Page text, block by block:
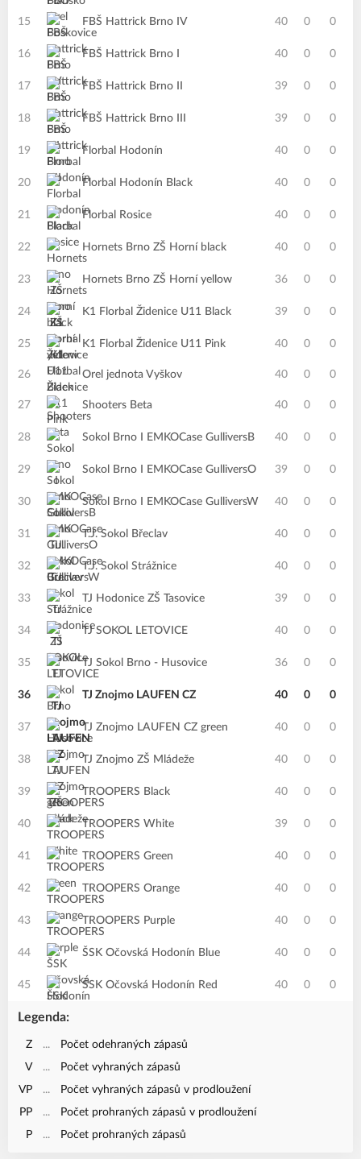
15 FBŠ Hattrick Brno IV 40 0 0
16 FBŠ Hattrick Brno I 40 0 0
17 FBŠ Hattrick Brno II 39 0 0
18 FBŠ Hattrick Brno III 39 0 0
19 Florbal Hodonín 40 0 0
20 Florbal Hodonín Black 40 0 0
21 Florbal Rosice 40 0 0
22 Hornets Brno ZŠ Horní black 40 0 0
23 Hornets Brno ZŠ Horní yellow 36 0 0
24 K1 Florbal Židenice U11 Black 39 0 0
25 K1 Florbal Židenice U11 Pink 40 0 0
26 Orel jednota Vyškov 40 0 0
27 Shooters Beta 40 0 0
28 Sokol Brno I EMKOCase GulliversB 40 0 0
29 Sokol Brno I EMKOCase GulliversO 39 0 0
30 Sokol Brno I EMKOCase GulliversW 40 0 0
31 T.J. Sokol Břeclav 40 0 0
32 T.J. Sokol Strážnice 40 0 0
33 TJ Hodonice ZŠ Tasovice 39 0 0
34 TJ SOKOL LETOVICE 40 0 0
35 TJ Sokol Brno - Husovice 36 0 0
36 TJ Znojmo LAUFEN CZ 40 0 0
37 TJ Znojmo LAUFEN CZ green 40 0 0
38 TJ Znojmo ZŠ Mládeže 40 0 0
39 TROOPERS Black 40 0 0
40 TROOPERS White 39 0 0
41 TROOPERS Green 40 0 0
42 TROOPERS Orange 40 0 0
43 TROOPERS Purple 40 0 0
44 ŠSK Očovská Hodonín Blue 40 0 0
45 ŠSK Očovská Hodonín Red 40 0 0
Legenda:
Z ...
Počet odehraných zápasů
V
...
Počet vyhraných zápasů
VP
...
Počet vyhraných zápasů v prodloužení
PP
...
Počet prohraných zápasů v prodloužení
P
... Počet prohraných zápasů